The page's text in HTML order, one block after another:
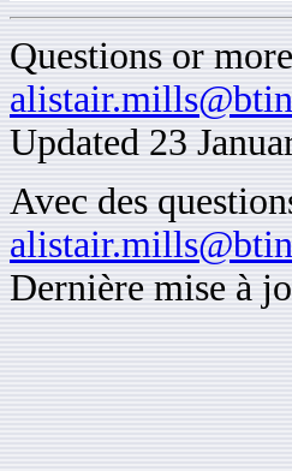
Questions or
Updated 23
Avec des
Dernière mise à